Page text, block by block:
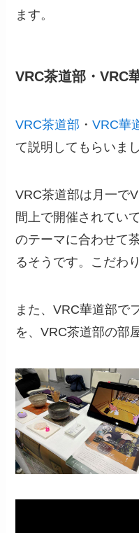
ます。
VRC茶道部・VRC
VRC茶道部 ・VRC華
て説明してもらいまし
VRC茶道部は月一で
間上で開催されてい
のテーマに合わせて
るそうです。こだわ
また、VRC華道部で
を、VRC茶道部の部